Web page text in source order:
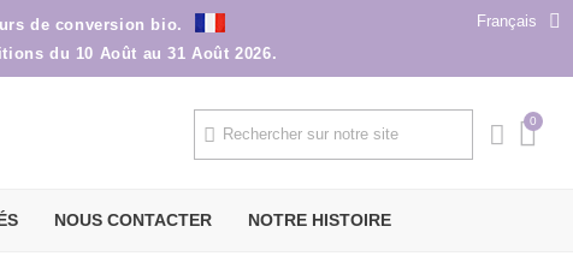
de conversion bio.
Français
du 10 Août au 31 Août 2026.
NOUS CONTACTER NOTRE HISTOIRE